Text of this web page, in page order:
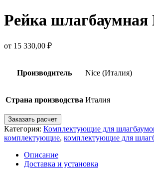
Рейка шлагбаумная
от 15 330,00 ₽
Производитель Nice (Италия)
Страна производства Италия
Заказать расчет
Категория: Комплектующие для
комплектующие, комплектующие для
Описание
Доставка и установка